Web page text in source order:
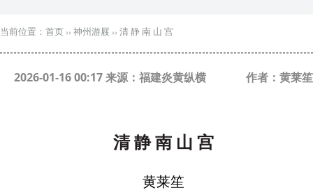
当前位置： 首页 ›› 神州游屐 ›› 清 静 南 山 宫
2026-01-16 00:17 来源：福建炎黄纵横 作者：黄莱笙
清 静 南 山 宫
黄莱笙